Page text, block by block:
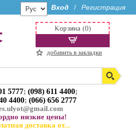
Вход / Регистрация
5777;(098) 611 4400;
4400;(066) 656 2777
низкие цены!
доставка от...
Корзина (0)
добавить в закладки